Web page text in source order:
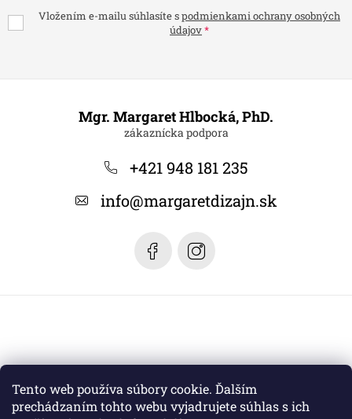
Tento web používa súbory cookie. Ďalším
prechádzaním tohto webu vyjadrujete súhlas s ich
Vložením e-mailu súhlasíte spodmienkami ochrany osobných
údajov
Mgr. Margaret Hlbocká, PhD.
+421 948 181 235
info@margaretdizajn.sk